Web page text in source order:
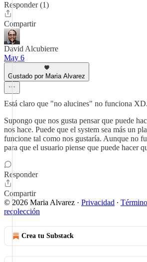
Responder (1)
Compartir
David Alcubierre
May 6
Gustado por Maria Alvarez
Está claro que "no alucines" no funciona XD.
Supongo que nos gusta pensar que puede
nos hace. Puede que el system sea más un
funcione tal como nos gustaría. Aunque no
para que el usuario piense que puede hacer
Responder
Compartir
© 2026 Maria Alvarez · Privacidad ∙
recolección
Crea tu Substack